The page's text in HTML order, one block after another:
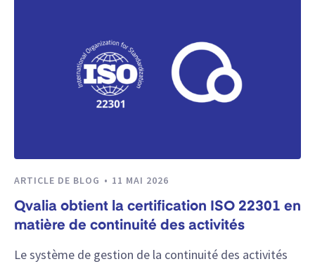
ARTICLE DE BLOG 11 MAI 2026
Qvalia obtient la certification ISO 22301 en
matière de continuité des activités
Le système de gestion de la continuité des activités